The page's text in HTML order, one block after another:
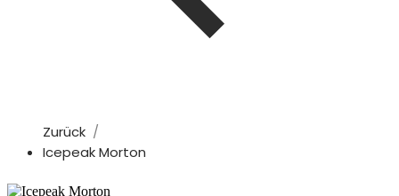
Zurück
Icepeak Morton